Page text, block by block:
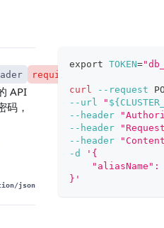
required
API
码，
json
export TOKEN=
curl --request
--url
"
--header
--header
--header
-d
'{
"aliasName":
}'